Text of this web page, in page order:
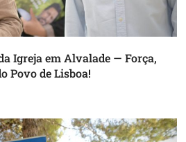
Igreja em Alvalade — Força,
Povo de Lisboa!